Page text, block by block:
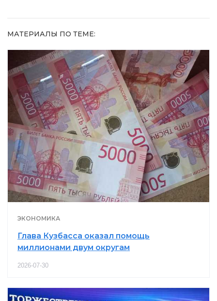
МАТЕРИАЛЫ ПО ТЕМЕ:
ЭКОНОМИКА
Глава Кузбасса оказал помощь
миллионами двум округам
2026-07-30